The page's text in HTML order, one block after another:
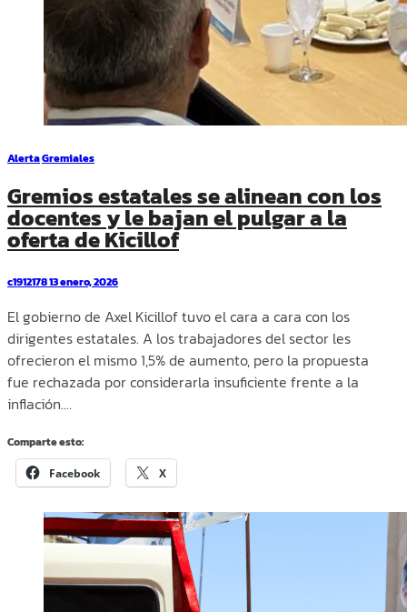
AlertaGremiales
Gremios estatales se alinean con los
docentes y le bajan el pulgar a la
oferta de Kicillof
c191217813 enero, 2026
El gobierno de Axel Kicillof tuvo el cara a cara con los
dirigentes estatales. A los trabajadores del sector les
ofrecieron el mismo 1,5% de aumento, pero la propuesta
fue rechazada por considerarla insuficiente frente a la
inflación.…
Comparte esto:
Facebook X